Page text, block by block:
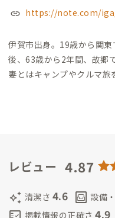
https://note.com/
伊賀市出身。19歳から関
後、63歳から2年間、故郷
妻とはキャンプやクルマ
りて家守業をスタートし
できるのかが”IKIGAI” ま
阪肉」にはかなわない「
出回っていない隠れた銘
レビュー 4.87
auto_awesome 清潔さ 4.6 living 設備
掲載情報の正確さ 4.9